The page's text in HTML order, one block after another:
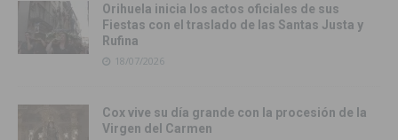
Orihuela inicia los actos oficiales de sus
Fiestas con el traslado de las Santas Justa y
Rufina
18/07/2026
Cox vive su día grande con la procesión de la
Virgen del Carmen